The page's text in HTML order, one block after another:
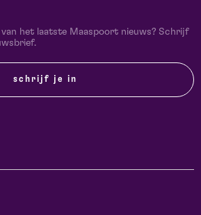
het laatste Maaspoort nieuws? Schrijf
schrijf je in